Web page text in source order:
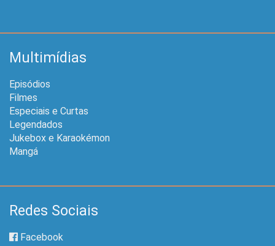
Multimídias
Episódios
Filmes
Especiais e Curtas
Legendados
Jukebox e Karaokémon
Mangá
Redes Sociais
Facebook